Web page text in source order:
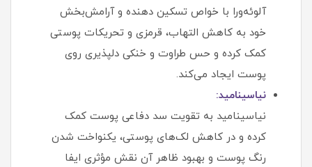
آلوئه‌ورا با خواص تسکین‌ دهنده و آرامش‌بخش
خود به کاهش التهاب، قرمزی و تحریکات پوستی
کمک کرده و حس طراوت و خنکی دلپذیری روی
پوست ایجاد می‌کند.
نیاسینامید:
نیاسینامید به تقویت سد دفاعی پوست کمک
کرده و در کاهش لک‌های پوستی، یکنواخت شدن
رنگ پوست و بهبود ظاهر آن نقش مؤثری ایفا